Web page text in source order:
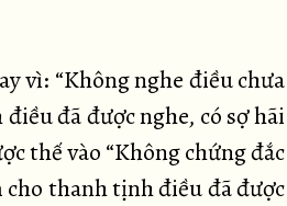
vì: “Không nghe điều chưa
đã được nghe, có sợ hãi
thế vào “Không chứng đắc
cho thanh tịnh điều đã được